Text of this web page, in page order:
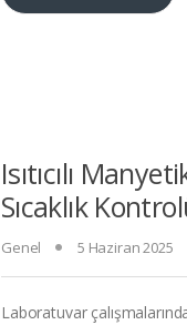
Isıtıcılı
Sıcaklık
Genel 5 Haziran 2025
Laboratuvar